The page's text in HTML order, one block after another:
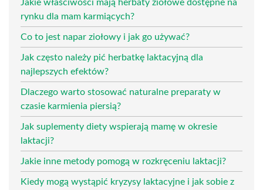
Jakie właściwości mają herbaty ziołowe dostępne na
rynku dla mam karmiących?
Co to jest napar ziołowy i jak go używać?
Jak często należy pić herbatkę laktacyjną dla
najlepszych efektów?
Dlaczego warto stosować naturalne preparaty w
czasie karmienia piersią?
Jak suplementy diety wspierają mamę w okresie
laktacji?
Jakie inne metody pomogą w rozkręceniu laktacji?
Kiedy mogą wystąpić kryzysy laktacyjne i jak sobie z